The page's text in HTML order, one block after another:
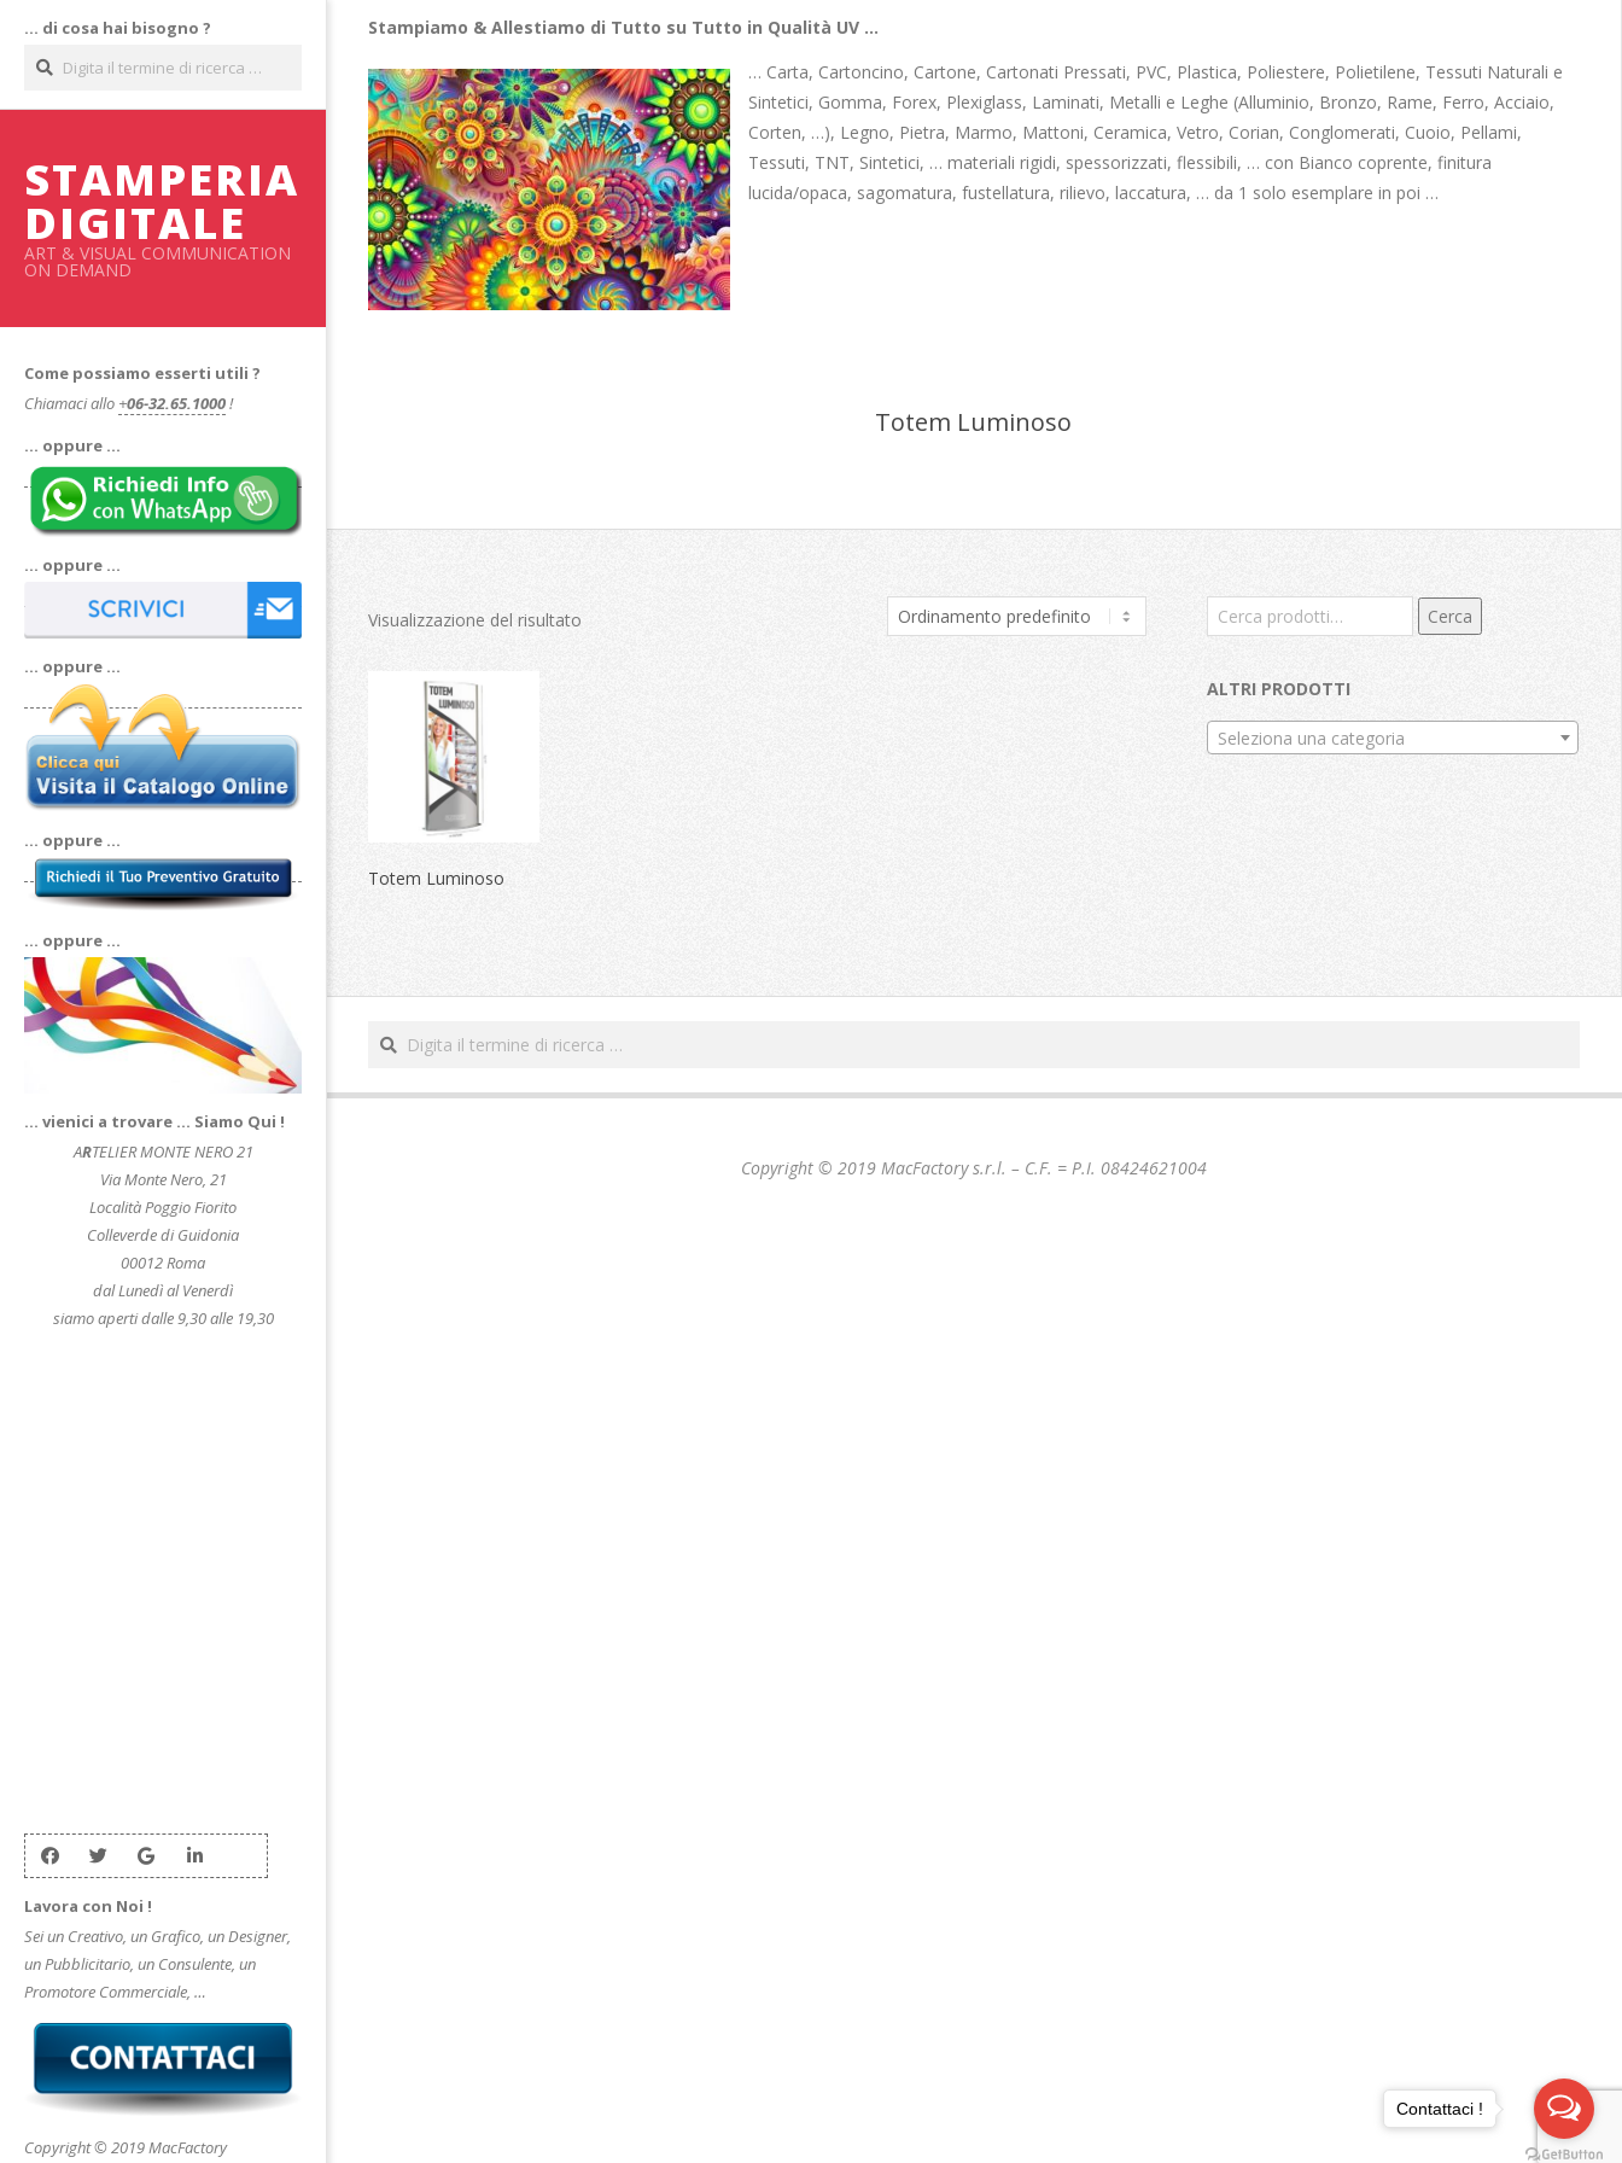
contenuto
… di cosa hai bisogno ?
Cerca
STAMPERIA
DIGITALE
ART & VISUAL COMMUNICATION
ON DEMAND
Come possiamo esserti utili ?
Chiamaci allo +06-32.65.1000!
… oppure …
… oppure …
… oppure …
… oppure …
… oppure …
… vienici a trovare … Siamo Qui !
ARTELIER MONTE NERO 21
Via Monte Nero, 21
Località Poggio Fiorito
Colleverde di Guidonia
00012 Roma
dal Lunedì al Venerdì
siamo aperti dalle 9,30 alle 19,30
Lavora con Noi !
Sei un Creativo, un Grafico, un Designer,
un Pubblicitario, un Consulente, un
Promotore Commerciale, …
Copyright © 2019 MacFactory
Stampiamo & Allestiamo di Tutto su Tutto in Qualità UV …
… Carta, Cartoncino, Cartone, Cartonati Pressati, PVC, Plastica, Poliestere, Polietilene, Tessuti Naturali e
Sintetici, Gomma, Forex, Plexiglass, Laminati, Metalli e Leghe (Alluminio, Bronzo, Rame, Ferro, Acciaio,
Corten, …), Legno, Pietra, Marmo, Mattoni, Ceramica, Vetro, Corian, Conglomerati, Cuoio, Pellami,
Tessuti, TNT, Sintetici, … materiali rigidi, spessorizzati, flessibili, … con Bianco coprente, finitura
lucida/opaca, sagomatura, fustellatura, rilievo, laccatura, … da 1 solo esemplare in poi …
Totem Luminoso
Visualizzazione del risultato
Totem Luminoso
Cerca: Cerca
ALTRI PRODOTTI
Seleziona una categoria
Copyright © 2019 MacFactory s.r.l. – C.F. = P.I. 08424621004
Contattaci !